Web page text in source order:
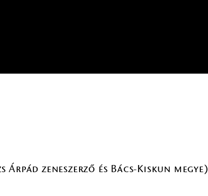
zeneszerző és Bács-Kiskun megye)